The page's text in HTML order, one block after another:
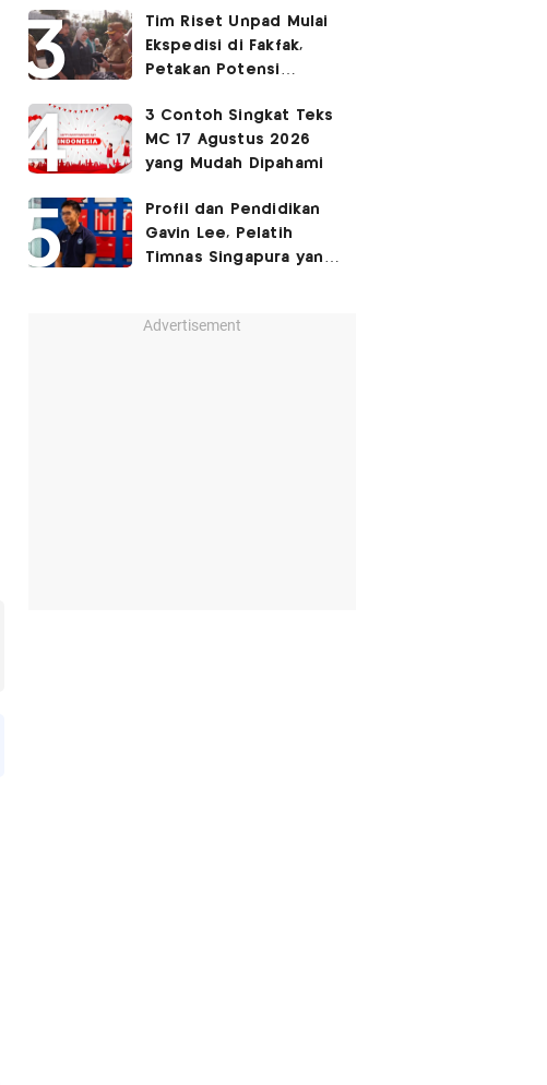
yang Disebut Netizen
Tak Setara S3 UI
Tim Riset Unpad Mulai
Ekspedisi di Fakfak,
Petakan Potensi
Bomberay–Tomage
3 Contoh Singkat Teks
MC 17 Agustus 2026
yang Mudah Dipahami
Profil dan Pendidikan
Gavin Lee, Pelatih
Timnas Singapura yang
Advertisement